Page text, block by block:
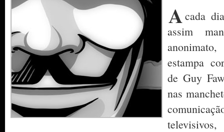
Acada
assim
estampa
de Guy
nas